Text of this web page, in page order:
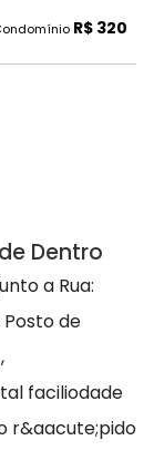
R$ 320
Dentro
a Rua:
Posto de
faciliodade
r&aacute;pido